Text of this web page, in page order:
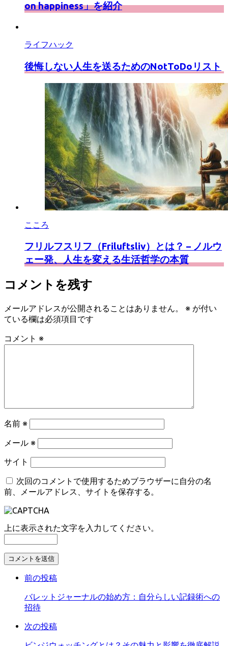
on happiness」を紹介
ライフハック
後悔しない人生を送るためのNotToDoリスト
こころ
フリルフスリフ（Friluftsliv）とは？ – ノルウ
ェー発、人生を変える生活哲学の本質
コメントを残す
メールアドレスが公開されることはありません。 ※ が付い
ている欄は必須項目です
コメント ※
名前 ※
メール ※
サイト
次回のコメントで使用するためブラウザーに自分の名
前、メールアドレス、サイトを保存する。
上に表示された文字を入力してください。
コ
メ
す
前の投稿
バレットジャーナルの始め方：自分らしい記録術への
招待
次の投稿